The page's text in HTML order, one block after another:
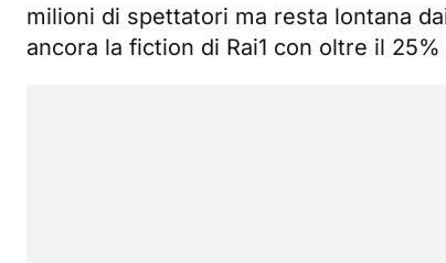
milioni di spettatori ma resta lontana
ancora la fiction di Rai1 con oltre il